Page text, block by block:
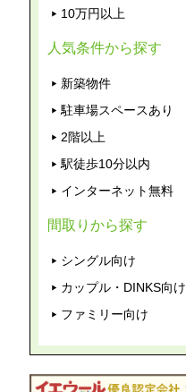
10万円以上
人気条件から探す
新築物件
駐車場スペースあり
2階以上
駅徒歩10分以内
インターネット無料
間取りから探す
シングル向け
カップル・DINKS向け
ファミリー向け